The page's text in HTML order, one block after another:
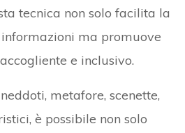
tecnica non solo facilita la
ma promuove
e inclusivo.
metafore, scenette,
è possibile non solo